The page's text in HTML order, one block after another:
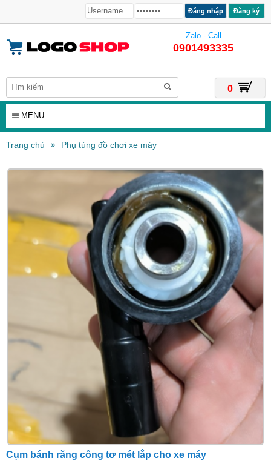
Đăng ký
Zalo - Call
0901493335
0
MENU
Trang chủ Phụ tùng đồ chơi xe máy
Cụm bánh răng công tơ mét lắp cho xe máy